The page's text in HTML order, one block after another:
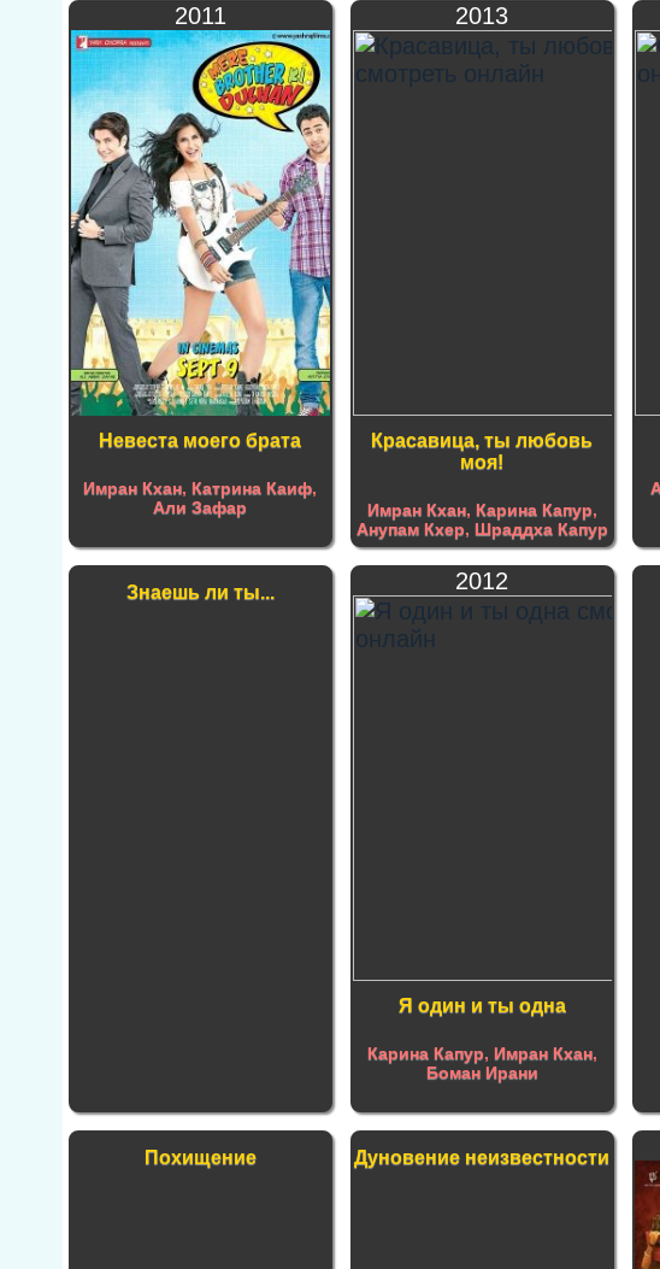
2011
Невеста моего брата
Имран Кхан,Катрина Каиф,
Али Зафар
2013
Красавица, ты любовь
моя!
Имран Кхан, Карина Капур,
Анупам Кхер, Шраддха Капур
Знаешь ли ты... 2012
Я один и ты одна
Карина Капур, Имран Кхан,
Боман Ирани
Похищение Дуновение неизвестности